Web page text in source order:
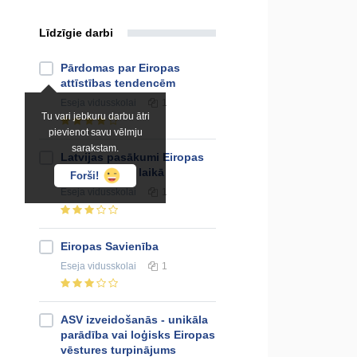
Līdzīgie darbi
Tu vari jebkuru darbu ātri
pievienot savu vēlmju
sarakstam.
Forši!
Pārdomas par Eiropas
attīstības tendencēm
1
Latvijas pasākumi Eiropas
prezidentūras laikā
1
Eiropas Savienība
Eseja vidusskolai 1
ASV izveidošanās - unikāla
parādība vai loģisks Eiropas
vēstures turpinājums